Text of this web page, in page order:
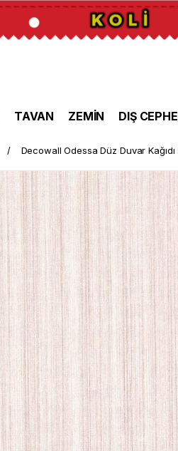
TAVAN ZEMİN DIŞ CEPHE
Decowall Odessa Düz Duvar